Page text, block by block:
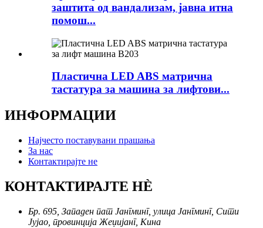
заштита од вандализам, јавна итна
помош...
Пластична LED ABS матрична
тастатура за машина за лифтови...
ИНФОРМАЦИИ
Најчесто поставувани прашања
За нас
Контактирајте не
КОНТАКТИРАЈТЕ НÈ
Бр. 695, Западен пат Јангминг, улица Јангминг, Сити
Јујао, провинција Жеџијанг, Кина